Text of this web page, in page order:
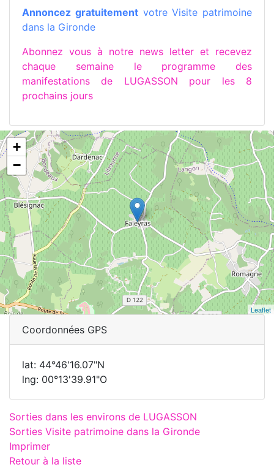
Annoncez gratuitementvotre Visite patrimoine
dans la Gironde
Abonnez vous à notre news letter et recevez
chaque semaine le programme des
manifestations de LUGASSON pour les 8
prochains jours
+
−
Leaflet
Coordonnées GPS
lat: 44°46'16.07"N
lng: 00°13'39.91"O
Sorties dans les environs de LUGASSON
Sorties Visite patrimoine dans la Gironde
Imprimer
Retour à la liste